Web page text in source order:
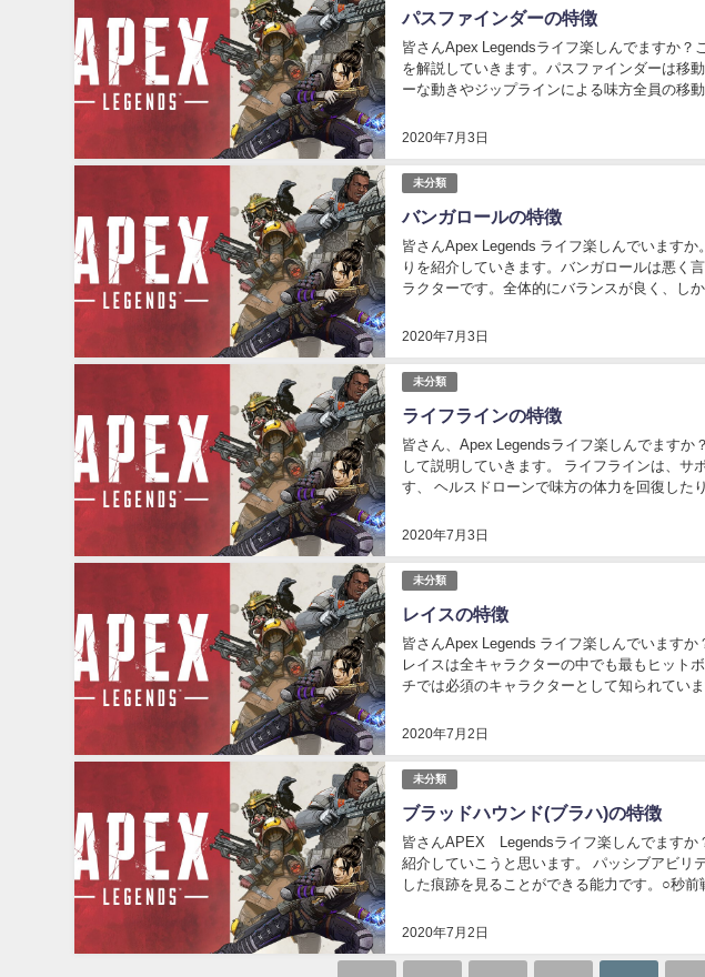
パスファインダーの特徴
2020年7月3日
皆さんApex Legendsライフ楽しんでますか
を解説していきます。パスファインダーは移
ーな動きやジップラインによる味方全員の移
未分類
バンガロールの特徴
2020年7月3日
皆さんApex Legends ライフ楽しんでいます
りを紹介していきます。バンガロールは悪く
ラクターです。全体的にバランスが良く、し
未分類
ライフラインの特徴
2020年7月3日
皆さん、Apex Legendsライフ楽しんでますか
して説明していきます。 ライフラインは、
す、 ヘルスドローンで味方の体力を回復した
未分類
レイスの特徴
2020年7月2日
皆さんApex Legends ライフ楽しんでいます
レイスは全キャラクターの中でも最もヒット
チでは必須のキャラクターとして知られてい
未分類
ブラッドハウンド(ブラハ)の特徴
2020年7月2日
皆さんAPEX Legendsライフ楽しんでますか
紹介していこうと思います。 パッシブアビリ
した痕跡を見ることができる能力です。○秒